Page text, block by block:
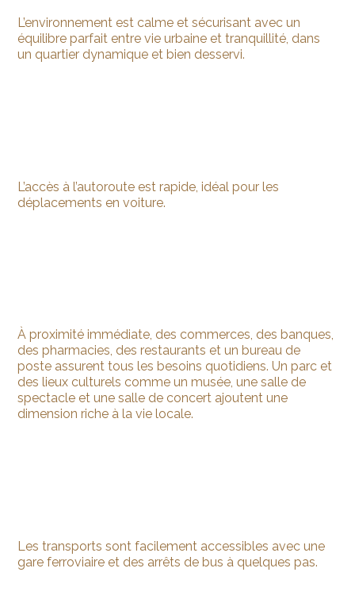
L’environnement est calme et sécurisant avec un
équilibre parfait entre vie urbaine et tranquillité, dans
un quartier dynamique et bien desservi.
L’accès à l’autoroute est rapide, idéal pour les
déplacements en voiture.
À proximité immédiate, des commerces, des banques,
des pharmacies, des restaurants et un bureau de
poste assurent tous les besoins quotidiens. Un parc et
des lieux culturels comme un musée, une salle de
spectacle et une salle de concert ajoutent une
dimension riche à la vie locale.
Les transports sont facilement accessibles avec une
gare ferroviaire et des arrêts de bus à quelques pas.